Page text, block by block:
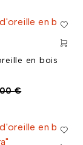
en bois
€